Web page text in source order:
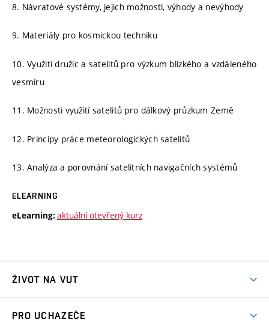
8. Návratové systémy, jejich možnosti, výhody a nevýhody
9. Materiály pro kosmickou techniku
10. Využití družic a satelitů pro výzkum blízkého a vzdáleného
vesmíru
11. Možnosti využití satelitů pro dálkový průzkum Země
12. Principy práce meteorologických satelitů
13. Analýza a porovnání satelitních navigačních systémů
ELEARNING
eLearning: aktuální otevřený kurz
ŽIVOT NA VUT
PRO UCHAZEČE